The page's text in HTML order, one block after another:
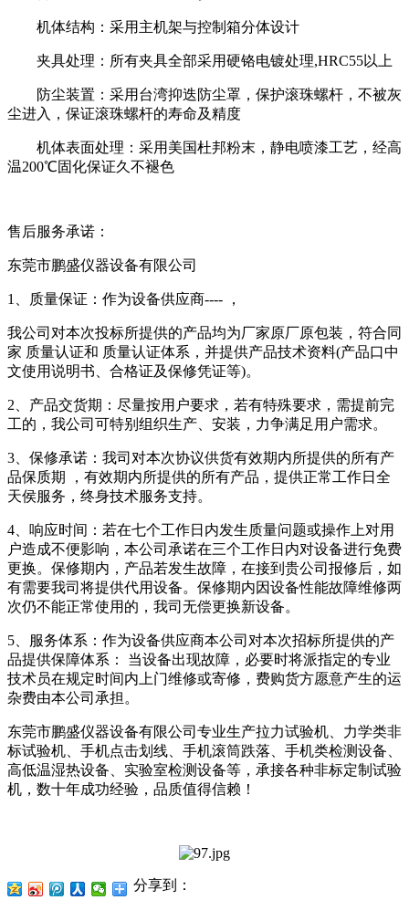
机体结构：采用主机架与控制箱分体设计
夹具处理：所有夹具全部采用硬铬电镀处理,HRC55以上
防尘装置：采用台湾抑迭防尘罩，保护滚珠螺杆，不被灰
尘进入，保证滚珠螺杆的寿命及精度
机体表面处理：采用美国杜邦粉末，静电喷漆工艺，经高
温200℃固化保证久不褪色
售后服务承诺：
东莞市鹏盛仪器设备有限公司
1、质量保证：作为设备供应商---- ，
我公司对本次投标所提供的产品均为厂家原厂原包装，符合同
家 质量认证和 质量认证体系，并提供产品技术资料(产品口中
文使用说明书、合格证及保修凭证等)。
2、产品交货期：尽量按用户要求，若有特殊要求，需提前完
工的，我公司可特别组织生产、安装，力争满足用户需求。
3、保修承诺：我司对本次协议供货有效期内所提供的所有产
品保质期 ，有效期内所提供的所有产品，提供正常工作日全
天侯服务，终身技术服务支持。
4、响应时间：若在七个工作日内发生质量问题或操作上对用
户造成不便影响，本公司承诺在三个工作日内对设备进行免费
更换。保修期内，产品若发生故障，在接到贵公司报修后，如
有需要我司将提供代用设备。保修期内因设备性能故障维修两
次仍不能正常使用的，我司无偿更换新设备。
5、服务体系：作为设备供应商本公司对本次招标所提供的产
品提供保障体系： 当设备出现故障，必要时将派指定的专业
技术员在规定时间内上门维修或寄修，费购货方愿意产生的运
杂费由本公司承担。
东莞市鹏盛仪器设备有限公司专业生产拉力试验机、力学类非
标试验机、手机点击划线、手机滚筒跌落、手机类检测设备、
高低温湿热设备、实验室检测设备等，承接各种非标定制试验
机，数十年成功经验，品质值得信赖！
分享到：